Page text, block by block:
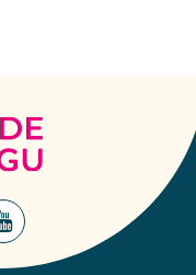
Terres
de
Lien